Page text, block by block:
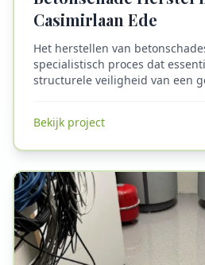
Casimirlaan Ede
Het herstellen van
specialistisch proces dat
structurele veiligheid van een
verliezen en scheuren of
betonschade professioneel
geldende normen en richtlijnen.
Bekijk project